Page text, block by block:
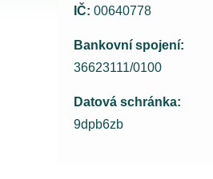
IČ: 00640778
Bankovní spojení:
36623111/0100
Datová schránka:
9dpb6zb